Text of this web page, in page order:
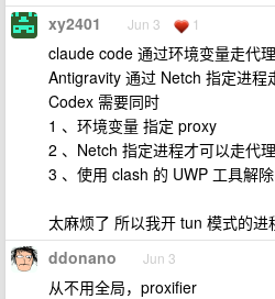
xy2401 Jun 3 1
claude code 通过环境变量走代理
Antigravity 通过 Netch 指定进程
Codex 需要同时
1 、环境变量 指定 proxy
2 、Netch 指定进程才可以走代理
3 、使用 clash 的 UWP 工具解
太麻烦了 所以我开 tun 模式的进
ddonano Jun 3
从不用全局，proxifier